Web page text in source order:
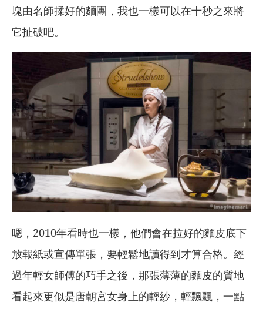
塊由名師揉好的麵團，我也一樣可以在十秒之來將
它扯破吧。
嗯，2010年看時也一樣，他們會在拉好的麵皮底下
放報紙或宣傳單張，要輕鬆地讀得到才算合格。經
過年輕女師傅的巧手之後，那張薄薄的麵皮的質地
看起來更似是唐朝宮女身上的輕紗，輕飄飄，一點